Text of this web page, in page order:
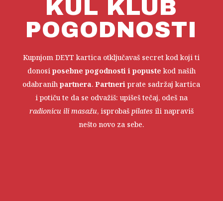
KUL KLUB
POGODNOSTI
Kupnjom DEYT kartica otključavaš secret kod koji ti
donosi posebne pogodnosti i popuste kod naših
odabranihpartnera.Partneri prate sadržaj kartica
i potiču te da se odvažiš: upišeš tečaj, odeš na
radionicu ili masažu, isprobaš pilatesili napraviš
nešto novo za sebe.